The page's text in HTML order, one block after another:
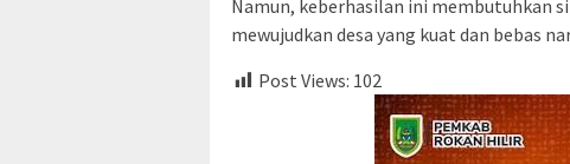
Namun, keberhasilan ini membutuhkan
mewujudkan desa yang kuat dan bebas
Post Views: 102